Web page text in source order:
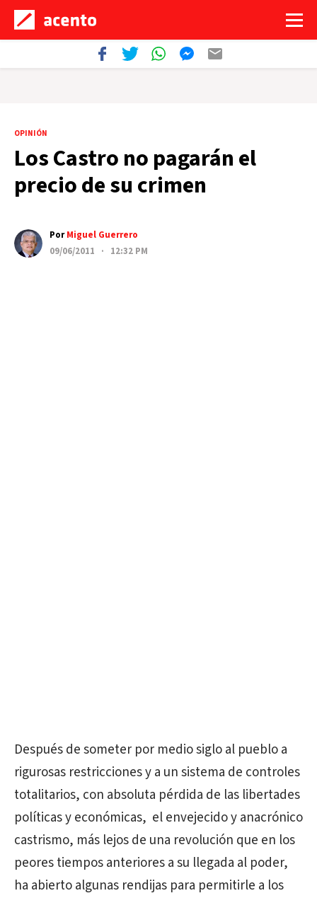
OPINIÓN
Los Castro no pagarán el
precio de su crimen
PorMiguel Guerrero
09/06/2011 · 12:32 PM
Después de someter por medio siglo al pueblo a
rigurosas restricciones y a un sistema de controles
totalitarios, con absoluta pérdida de las libertades
políticas y económicas, el envejecido y anacrónico
castrismo, más lejos de una revolución que en los
peores tiempos anteriores a su llegada al poder,
ha abierto algunas rendijas para permitirle a los